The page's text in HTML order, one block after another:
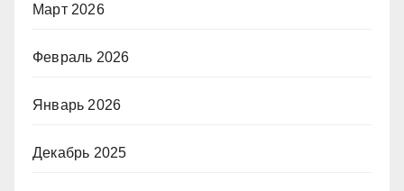
Март 2026
Февраль 2026
Январь 2026
Декабрь 2025